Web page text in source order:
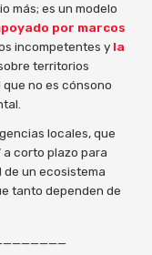
más; es un modelo
por marcos
incompetentes y la
territorios
no es cónsono
locales, que
a corto plazo para
un ecosistema
tanto dependen de